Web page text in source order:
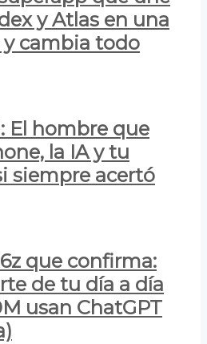
y Atlas en una
cambia todo
El hombre que
la IA y tu
siempre acertó
que confirma:
de tu día a día
usan ChatGPT